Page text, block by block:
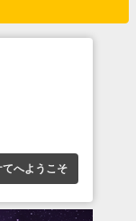
てへようこそ